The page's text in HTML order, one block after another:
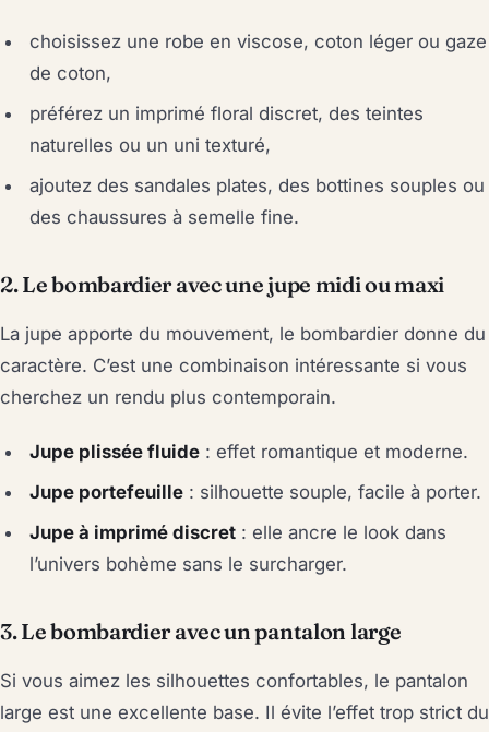
choisissez une robe en viscose, coton léger ou gaze
de coton,
préférez un imprimé floral discret, des teintes
naturelles ou un uni texturé,
ajoutez des sandales plates, des bottines souples ou
des chaussures à semelle fine.
2. Le bombardier avec une jupe midi ou maxi
La jupe apporte du mouvement, le bombardier donne du
caractère. C’est une combinaison intéressante si vous
cherchez un rendu plus contemporain.
Jupe plissée fluide : effet romantique et moderne.
Jupe portefeuille : silhouette souple, facile à porter.
Jupe à imprimé discret : elle ancre le look dans
l’univers bohème sans le surcharger.
3. Le bombardier avec un pantalon large
Si vous aimez les silhouettes confortables, le pantalon
large est une excellente base. Il évite l’effet trop strict du